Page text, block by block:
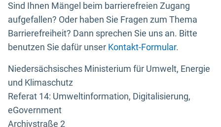
Sind Ihnen Mängel beim barrierefreien Zugang
aufgefallen? Oder haben Sie Fragen zum Thema
Barrierefreiheit? Dann sprechen Sie uns an. Bitte
benutzen Sie dafür unser Kontakt-Formular.
Niedersächsisches Ministerium für Umwelt, Energie
und Klimaschutz
Referat 14: Umweltinformation, Digitalisierung,
eGovernment
Archivstraße 2